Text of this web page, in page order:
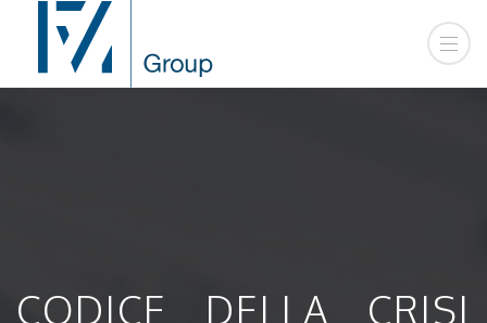
CODICE DELLA CRISI